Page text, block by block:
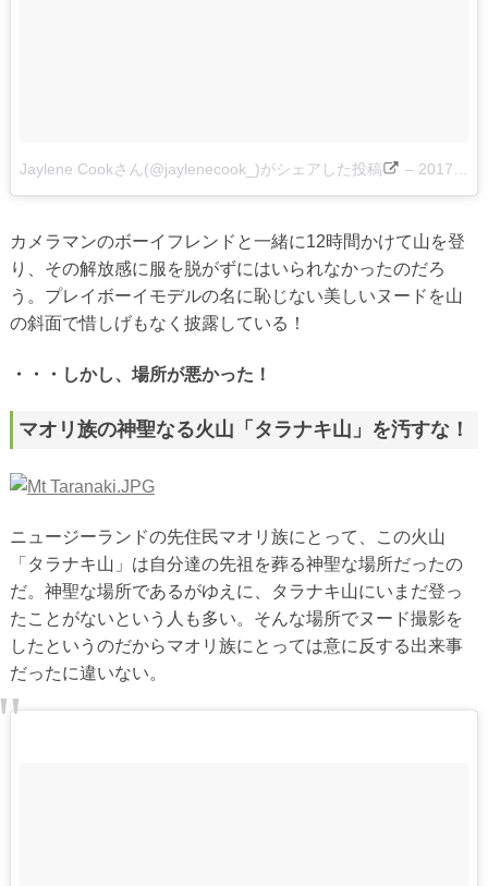
Jaylene Cookさん(@jaylenecook_)がシェアした投稿 – 2017 4月 28 4:48午後 PDT
カメラマンのボーイフレンドと一緒に12時間かけて山を登
り、その解放感に服を脱がずにはいられなかったのだろ
う。プレイボーイモデルの名に恥じない美しいヌードを山
の斜面で惜しげもなく披露している！
・・・しかし、場所が悪かった！
マオリ族の神聖なる火山「タラナキ山」を汚すな！
ニュージーランドの先住民マオリ族にとって、この火山
「タラナキ山」は自分達の先祖を葬る神聖な場所だったの
だ。神聖な場所であるがゆえに、タラナキ山にいまだ登っ
たことがないという人も多い。そんな場所でヌード撮影を
したというのだからマオリ族にとっては意に反する出来事
だったに違いない。